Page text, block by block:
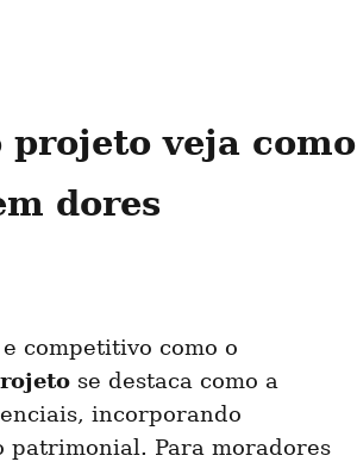
veja como
dores
competitivo como o
se destaca como a
incorporando
patrimonial. Para moradores